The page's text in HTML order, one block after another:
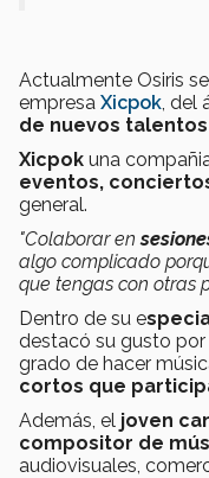
Actualmente Osiris
empresa Xicpok, del
de nuevos talentos
Xicpok una
eventos,
general.
"Colaborar en
algo complicado
que tengas con otras
Dentro de su e
destacó su gusto por
grado de hacer
cortos que
Además, el joven
compositor de
audiovisuales,